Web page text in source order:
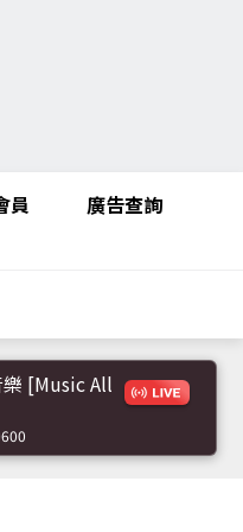
員 廣告查詢
[Music All